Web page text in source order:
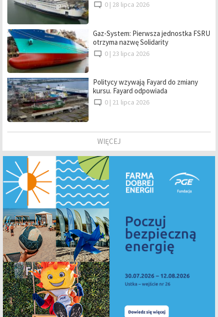
0 | 28 lipca 2026
Gaz-System: Pierwsza jednostka FSRU
otrzyma nazwę Solidarity
0 | 23 lipca 2026
Politycy wzywają Fayard do zmiany
kursu. Fayard odpowiada
0 | 21 lipca 2026
WIĘCEJ